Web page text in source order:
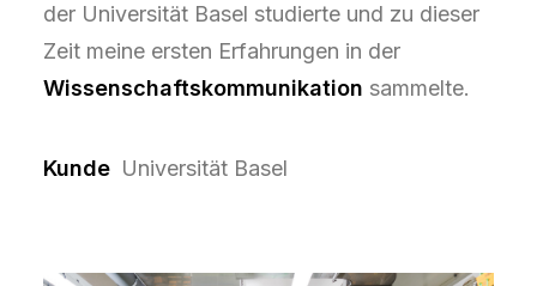
der Universität Basel studierte und zu dieser
Zeit meine ersten Erfahrungen in der
Wissenschaftskommunikation sammelte.
Kunde Universität Basel